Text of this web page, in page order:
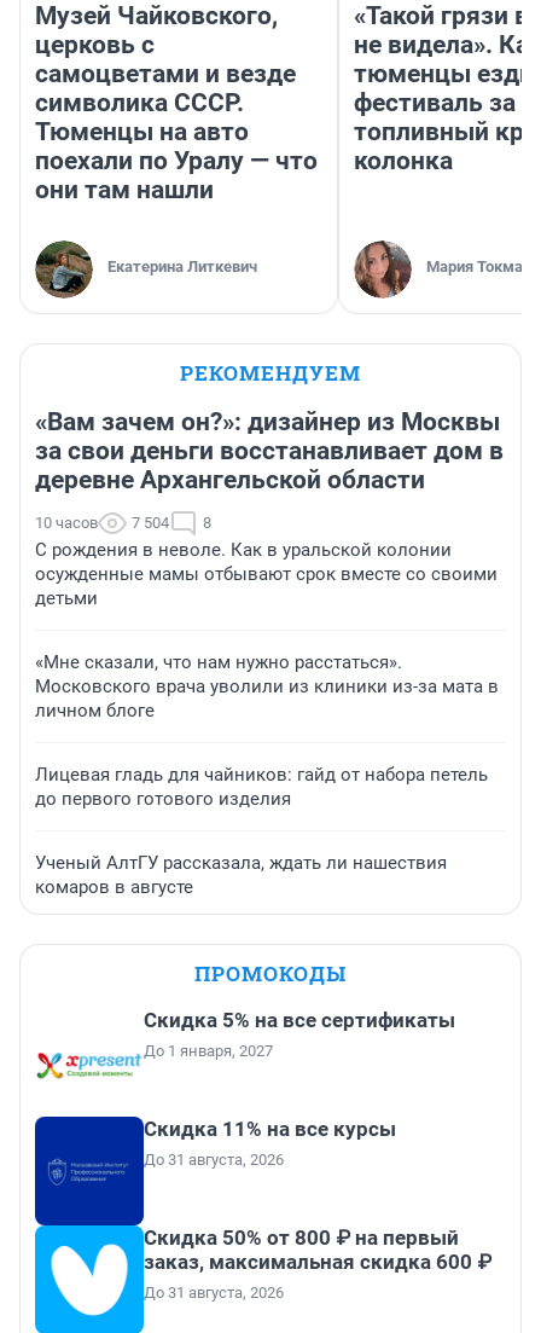
Музей Чайковского,
церковь с
самоцветами и везде
символика СССР.
Тюменцы на авто
поехали по Уралу — что
они там нашли
Екатерина Литкевич
«Такой грязи
не видела».
тюменцы
фестиваль за
топливный
колонка
Мария
РЕКОМЕНДУЕМ
«Вам зачем он?»: дизайнер из Москвы
за свои деньги восстанавливает дом в
деревне Архангельской области
10 часов 7 504 8
С рождения в неволе. Как в уральской колонии
осужденные мамы отбывают срок вместе со своими
детьми
«Мне сказали, что нам нужно расстаться».
Московского врача уволили из клиники из-за мата в
личном блоге
Лицевая гладь для чайников: гайд от набора петель
до первого готового изделия
Ученый АлтГУ рассказала, ждать ли нашествия
комаров в августе
ПРОМОКОДЫ
Скидка 5% на все сертификаты
До 1 января, 2027
Скидка 11% на все курсы
До 31 августа, 2026
Скидка 50% от 800 ₽ на первый
заказ, максимальная скидка 600 ₽
До 31 августа, 2026